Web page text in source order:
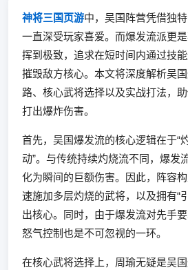
神将三国页游中，吴国阵营凭借独
一直深受玩家喜爱。而爆发流派更
挥到极致，追求在短时间内通过技
摧毁敌方核心。本文将深度解析吴
路、核心武将选择以及实战打法，
打出爆炸伤害。
首先，吴国爆发流的核心逻辑在于“
动”。与传统持续灼烧流不同，爆发
化为瞬间的巨额伤害。因此，阵容
速施加多层灼烧的武将，以及拥有“
出核心。同时，由于爆发流对先手
怒气控制也是不可忽视的一环。
在核心武将选择上，周瑜无疑是吴国